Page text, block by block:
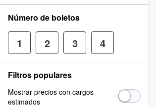
Número de boletos
1 2 3 4
Filtros populares
Mostrar precios con cargos
estimados